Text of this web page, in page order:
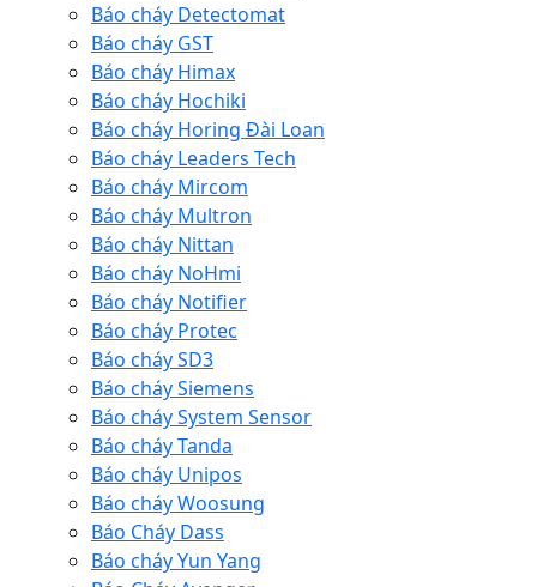
Báo cháy Detectomat
Báo cháy GST
Báo cháy Himax
Báo cháy Hochiki
Báo cháy Horing Đài Loan
Báo cháy Leaders Tech
Báo cháy Mircom
Báo cháy Multron
Báo cháy Nittan
Báo cháy NoHmi
Báo cháy Notifier
Báo cháy Protec
Báo cháy SD3
Báo cháy Siemens
Báo cháy System Sensor
Báo cháy Tanda
Báo cháy Unipos
Báo cháy Woosung
Báo Cháy Dass
Báo cháy Yun Yang